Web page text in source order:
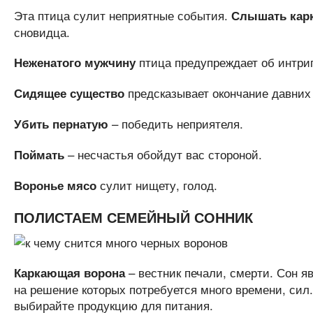
Эта птица сулит неприятные события. Слышать
сновидца.
Неженатого мужчинуптица предупреждает об
Сидящее существопредсказывает окончание
Убить пернатую – победить неприятеля.
Поймать– несчастья обойдут вас стороной.
Воронье мясосулит нищету, голод.
ПОЛИСТАЕМ СЕМЕЙНЫЙ СОННИК
Каркающая ворона– вестник печали, смерти. Сон
на решение которых потребуется много времени,
выбирайте продукцию для питания.